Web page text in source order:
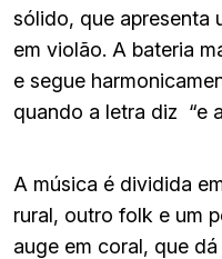
sólido, que apresenta
em violão. A bateria
e segue
quando a letra diz “e
A música é dividida
rural, outro folk e um
auge em coral, que